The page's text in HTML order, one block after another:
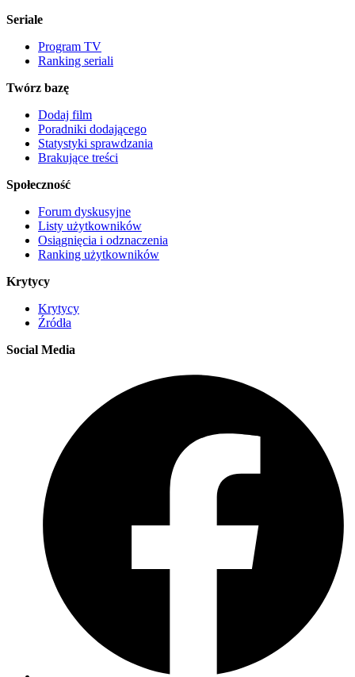
Seriale
Program TV
Ranking seriali
Twórz bazę
Dodaj film
Poradniki dodającego
Statystyki sprawdzania
Brakujące treści
Społeczność
Forum dyskusyjne
Listy użytkowników
Osiągnięcia i odznaczenia
Ranking użytkowników
Krytycy
Krytycy
Źródła
Social Media